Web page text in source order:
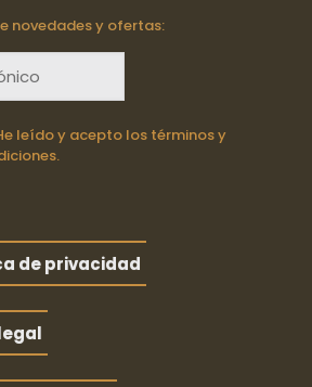
novedades y ofertas:
leído y acepto los términos y
de privacidad